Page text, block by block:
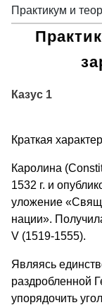
Практикум и
Казус 1
Краткая
Каролина
1532 г. и
уложение
нации».
V (1519-1555).
Являясь
раздробленной
упорядочить